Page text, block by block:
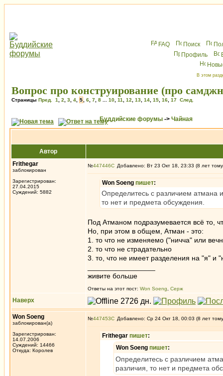
FAQ Поиск
Профиль
В этом
Вопрос про конструирование (про
Страницы Пред. 1 2 3 4 5 6 7 8 10 11 12 13 14 15 16 17 След.
Буддийские форумы -> Чайная
Автор
Frithegar
заблокирован
Зарегистрирован:
27.04.2015
Суждений: 5882
№447446 Добавлено: Вт 23 Окт 18, 23:33 (8 лет
Won Soeng пишет:
Определитесь с различием атмана
то нет и предмета обсуждения.
Под Атманом подразумевается всё то,
Но, при этом в общем, Атман - это:
1. то что не изменяемо ("ничча" или
2. то что не страдательно
3. то, что не имеет разделения на "я" и
живите больше
Ответы на этот пост: Won Soeng Серж
Наверх
Won Soeng
заблокирован(а)
Зарегистрирован:
14.07.2006
Суждений: 14466
Откуда: Королев
№447453 Добавлено: Ср 24 Окт 18, 00:03 (8 лет
Frithegar пишет:
Won Soeng пишет:
Определитесь с различием
различия, то нет и предмета